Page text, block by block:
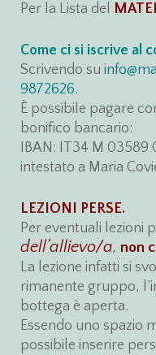
Per la Lista del
Come ci si iscrive al
Scrivendo su
9872626.
È possibile pagare
bonifico bancario:
IBAN: IT34 M 03589
intestato a Maria
LEZIONI PERSE.
Per eventuali lezioni
dell’allievo/a, non
La lezione infatti si
rimanente gruppo,
bottega è aperta.
Essendo uno spazio
possibile inserire